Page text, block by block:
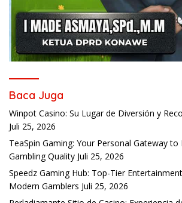
Baca Juga
Winpot Casino: Su Lugar de Diversión y
Juli 25, 2026
TeaSpin Gaming: Your Personal Gateway to
Gambling Quality Juli 25, 2026
Speedz Gaming Hub: Top-Tier
Modern Gamblers Juli 25, 2026